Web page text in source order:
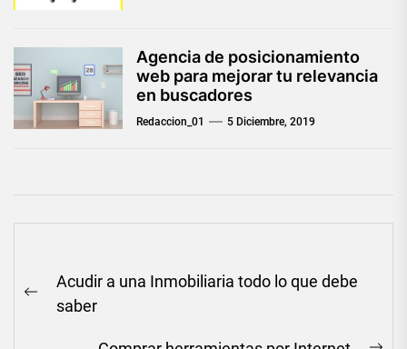
Agencia de posicionamiento
web para mejorar tu relevancia
en buscadores
Redaccion_01 5 Diciembre, 2019
de
entradas
Previous
Acudir a una Inmobiliaria todo lo que debe
saber